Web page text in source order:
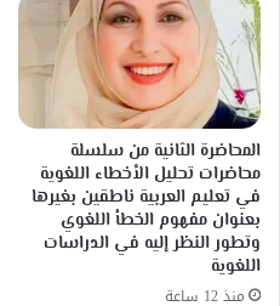
المحاضرة الثانية من سلسلة
محاضرات تحليل الأخطاء اللغوية
في تعليم العربية ناطقين بغيرها
بعنوان مفهوم الخطأ اللغوي
وتطور النظر إليه في الدراسات
اللغوية
منذ 12 ساعة